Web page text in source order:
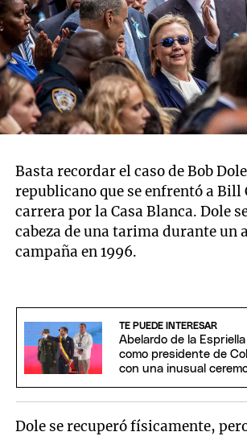
Basta recordar el caso de Bob
republicano que se enfrentó a Bill
carrera por la Casa Blanca. Dole
cabeza de una tarima durante un
campaña en 1996.
TE PUEDE INTERESAR
Abelardo de la
como presidente de
con una inusual
Dole se recuperó físicamente,